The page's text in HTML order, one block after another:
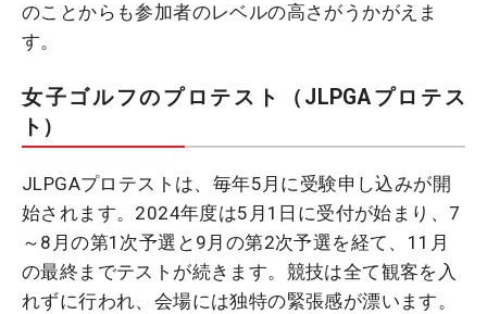
のことからも参加者のレベルの高さがうかがえま
す。
女子ゴルフのプロテスト（JLPGAプロテス
ト）
JLPGAプロテストは、毎年5月に受験申し込みが開
始されます。2024年度は5月1日に受付が始まり、7
～8月の第1次予選と9月の第2次予選を経て、11月
の最終までテストが続きます。競技は全て観客を入
れずに行われ、会場には独特の緊張感が漂います。